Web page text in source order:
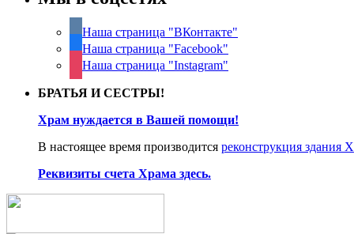
Наша страница "ВКонтакте"
Наша страница "Facebook"
Наша страница "Instagram"
БРАТЬЯ И СЕСТРЫ!
Храм нуждается в Вашей помощи!
В настоящее время производится реконструкция здания
Реквизиты счета Храма здесь.